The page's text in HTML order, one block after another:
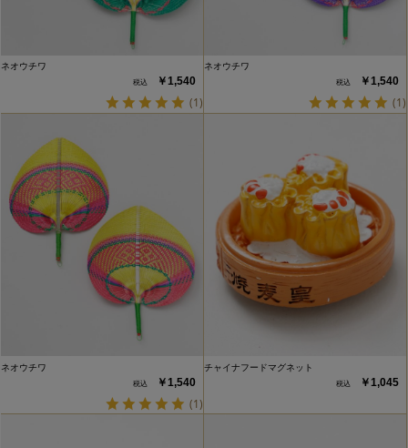
ネオウチワ
￥1,540
(1)
ネオウチワ
￥1,540
(1)
ネオウチワ
￥1,540
(1)
チャイナフードマグネット
￥1,045